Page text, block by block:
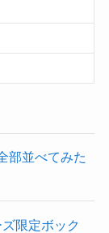
部並べてみた
限定ボック